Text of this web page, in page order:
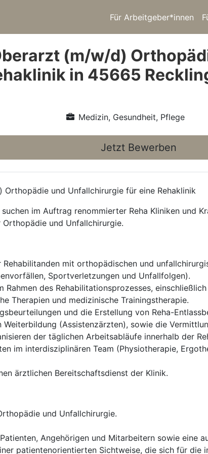
Für Arbeitgeber*innen
(m/w/d)
in 45665
Medizin, Gesundheit, Pflege
Jetzt Bewerben
und Unfallchirurgie für eine Rehaklinik
im Auftrag renommierter Reha Kliniken und
und Unfallchirurgie.
mit orthopädischen und
Sportverletzungen und Unfallfolgen).
Rahmen des Rehabilitationsprozesses,
Therapien und medizinische Trainingstherapie.
und die Erstellung von Reha-
(Assistenzärzten), sowie die
der täglichen Arbeitsabläufe innerhalb der
im interdisziplinären Team (Physiotherapie,
ärztlichen Bereitschaftsdienst der Klinik.
und Unfallchirurgie.
Angehörigen und Mitarbeitern sowie eine
patientenorientierten Sichtweise, die sich für die